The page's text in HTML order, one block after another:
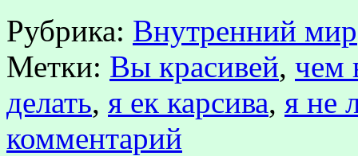
Рубрика: Внутренний мир
Метки: Вы красивей, чем
делать, я ек карсива, я не
комментарий